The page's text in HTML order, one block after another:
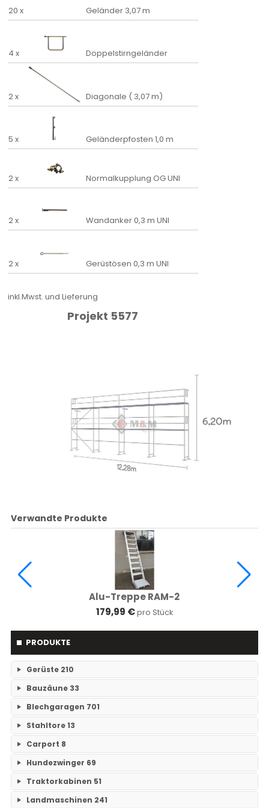
PRODUKTE
Gerüste 210
RAM- 1 Gerüst Breite 73 109
RAM-2 Gerüst Breite 70 101
Bauzäune 33
Einzelteile Bauzäune 7
Bauzäune SET 26
Blechgaragen 701
Einzelgaragen 89
Doppelgaragen 59
3-Fachgaragen
Stahltore13
Keine Unterkategorien
Carport 8
Keine Unterkategorien
Hundezwinger 69
Keine Unterkategorien
Traktorkabinen 51
Landmaschinen 241
20 x Geländer 3,07 m
4 x Doppelstirngeländer
2 x Diagonale ( 3,07 m)
5 x Geländerpfosten 1,0 m
2 x Normalkupplung OG UNI
2 x Wandanker 0,3 m UNI
2 x Gerüstösen 0,3 m UNI
inkl.Mwst. und Lieferung
Projekt 5577
Verwandte Produkte
Alu-Treppe RAM-2
179,99 €pro Stück